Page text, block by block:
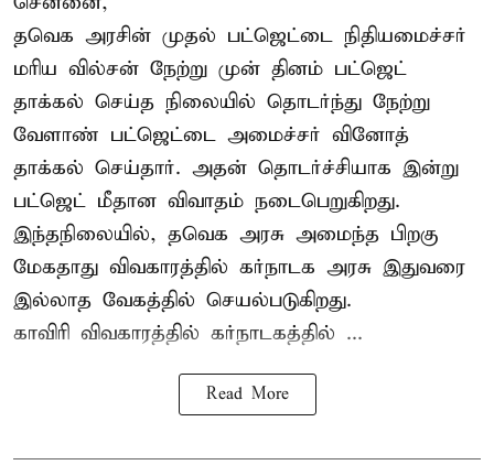
தவெக அரசின் முதல் பட்ஜெட்டை நிதியமைச்சர்
மரிய வில்சன் நேற்று முன் தினம் பட்ஜெட்
தாக்கல் செய்த நிலையில் தொடர்ந்து நேற்று
வேளாண் பட்ஜெட்டை அமைச்சர் வினோத்
தாக்கல் செய்தார். அதன் தொடர்ச்சியாக இன்று
பட்ஜெட் மீதான விவாதம் நடைபெறுகிறது.
இந்தநிலையில், தவெக அரசு அமைந்த பிறகு
மேகதாது விவகாரத்தில் கர்நாடக அரசு இதுவரை
இல்லாத வேகத்தில் செயல்படுகிறது.
காவிரி விவகாரத்தில் கர்நாடகத்தில் ...
Read More